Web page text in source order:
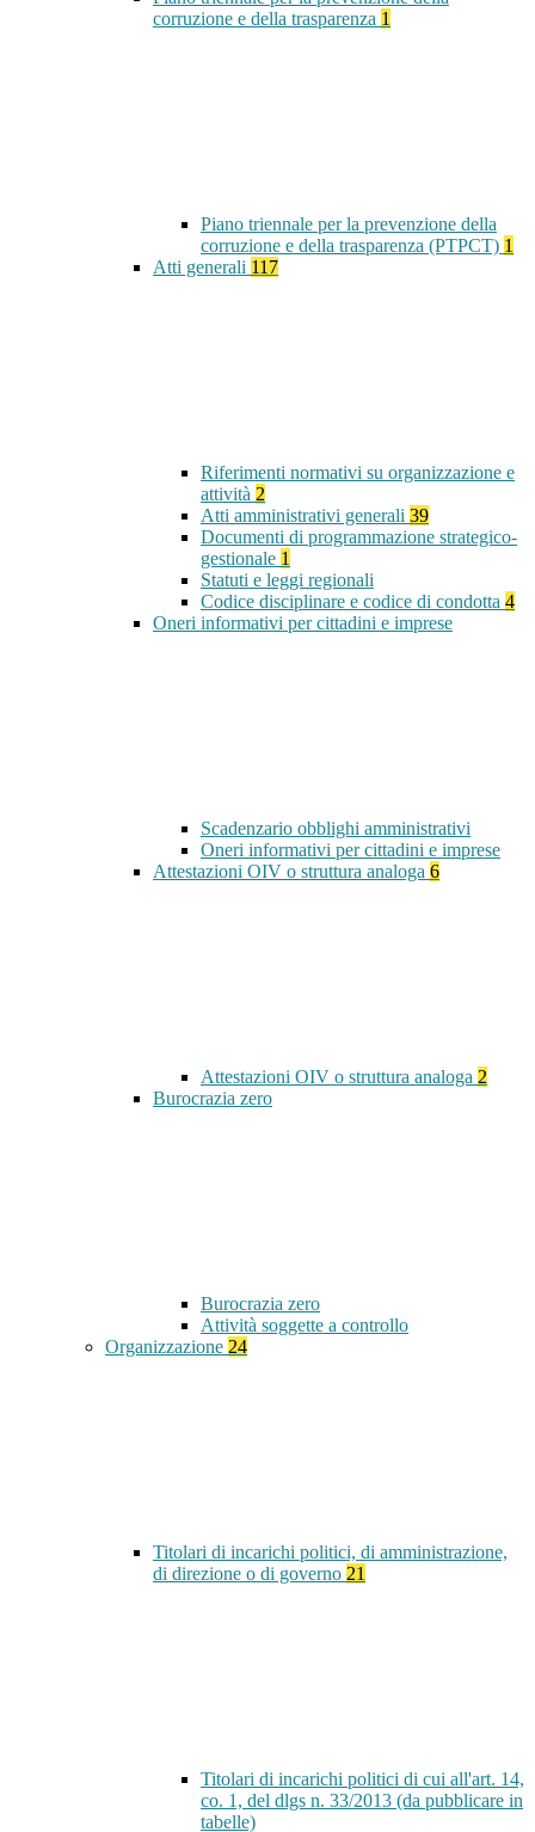
corruzione e della trasparenza 1
Piano triennale per la prevenzione della
corruzione e della trasparenza (PTPCT) 1
Atti generali 117
Riferimenti normativi su organizzazione e
attività 2
Atti amministrativi generali 39
Documenti di programmazione strategico-
gestionale 1
Statuti e leggi regionali
Codice disciplinare e codice di condotta 4
Oneri informativi per cittadini e imprese
Scadenzario obblighi amministrativi
Oneri informativi per cittadini e imprese
Attestazioni OIV o struttura analoga 6
Attestazioni OIV o struttura analoga 2
Burocrazia zero
Burocrazia zero
Attività soggette a controllo
Organizzazione 24
Titolari di incarichi politici, di amministrazione,
di direzione o di governo 21
Titolari di incarichi politici di cui all'art. 14,
co. 1, del dlgs n. 33/2013 (da pubblicare in
tabelle)